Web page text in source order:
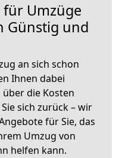
Umzüge
Günstig und
an sich schon
Ihnen dabei
die Kosten
sich zurück – wir
für Sie, das
Umzug von
helfen kann.